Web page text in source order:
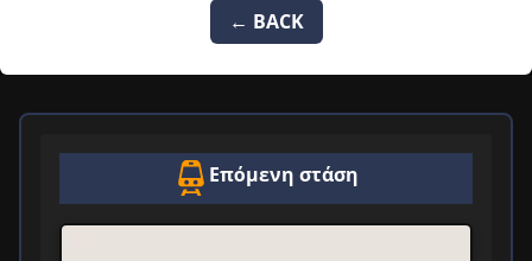
← BACK
Επόμενη στάση